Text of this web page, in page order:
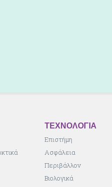
ΤΕΧΝΟΛΟΓΙΑ
Επιστήμη
Ασφάλεια
Περιβάλλον
Βιολογικά